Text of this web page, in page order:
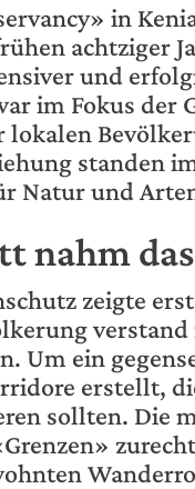
in
achtziger
und
im Fokus der
standen
Natur und
nahm
zeigte
Um ein
erstellt,
sollten. Die